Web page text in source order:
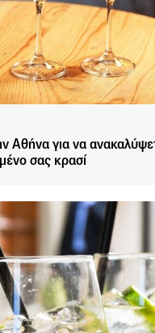
Αθήνα για να
σας κρασί